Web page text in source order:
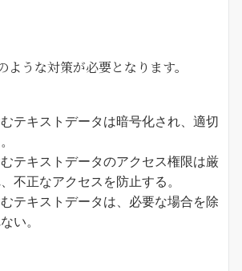
ような対策が必要となります。
テキストデータは暗号化され、適切
テキストデータのアクセス権限は厳
不正なアクセスを防止する。
テキストデータは、必要な場合を除
い。